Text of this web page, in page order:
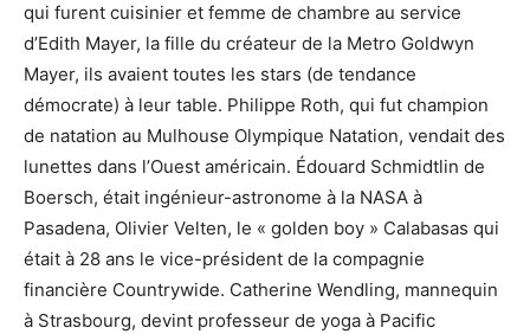
qui furent cuisinier et femme de chambre au service
d’Edith Mayer, la fille du créateur de la Metro Goldwyn
Mayer, ils avaient toutes les stars (de tendance
démocrate) à leur table. Philippe Roth, qui fut champion
de natation au Mulhouse Olympique Natation, vendait des
lunettes dans l’Ouest américain. Édouard Schmidtlin de
Boersch, était ingénieur-astronome à la NASA à
Pasadena, Olivier Velten, le « golden boy » Calabasas qui
était à 28 ans le vice-président de la compagnie
financière Countrywide. Catherine Wendling, mannequin
à Strasbourg, devint professeur de yoga à Pacific